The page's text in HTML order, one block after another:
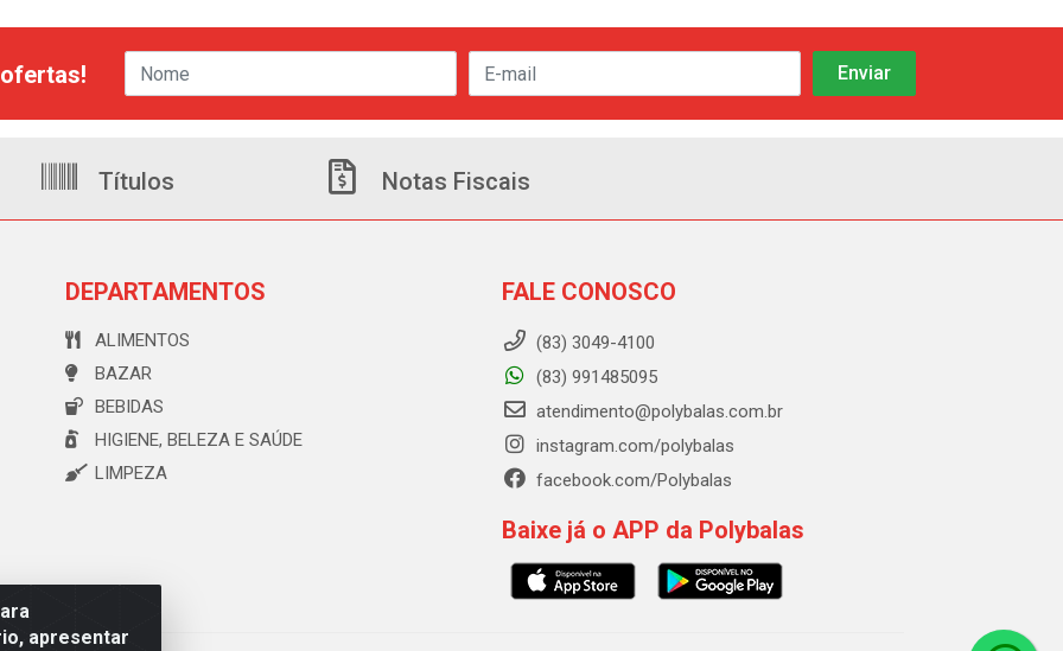
apresentar
Títulos Notas Fiscais
DEPARTAMENTOS
ALIMENTOS
BAZAR
BEBIDAS
HIGIENE, BELEZA E SAÚDE
LIMPEZA
FALE CONOSCO
(83) 3049-4100
(83) 991485095
atendimento@polybalas.com.br
instagram.com/polybalas
facebook.com/Polybalas
Baixe já o APP da Polybalas